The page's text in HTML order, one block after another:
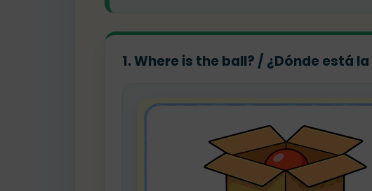
1. Where is the ball? / ¿Dónde está